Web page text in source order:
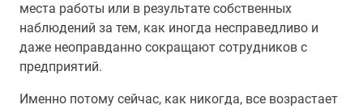
места работы или в результате собственных
наблюдений за тем, как иногда несправедливо и
даже неоправданно сокращают сотрудников с
предприятий.
Именно потому сейчас, как никогда, все возрастает